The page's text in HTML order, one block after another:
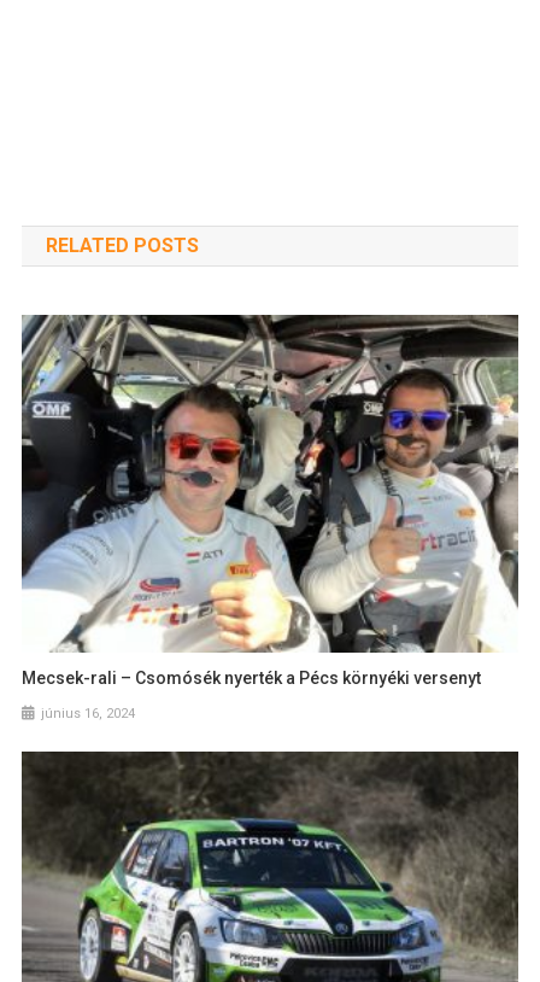
RELATED POSTS
Mecsek-rali – Csomósék nyerték a Pécs környéki versenyt
június 16, 2024